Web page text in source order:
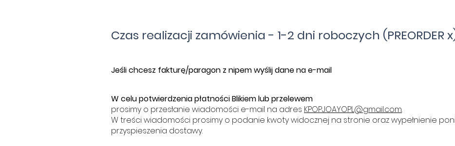
Czas realizacji zamówienia - 1-2 dni roboczych (PREORDER
​Jeśli chcesz fakturę/paragon z nipem wyślij dane na e-mail
W celu potwierdzenia płatności Blikiem lub przelewem
prosimy o przesłanie wiadomości e-mail na adres KPOPJOAYOPL@gmail.com.
W treści wiadomości prosimy o podanie kwoty widocznej na stronie oraz wypełnienie
przyspieszenia dostawy.